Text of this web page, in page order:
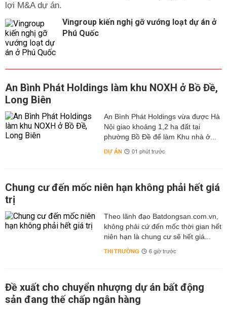
lợi M&A dự án.
Vingroup kiến nghị gỡ vướng loạt dự án ở
Phú Quốc
An Bình Phát Holdings làm khu NOXH ở Bồ Đề,
Long Biên
An Bình Phát Holdings vừa được Hà
Nội giao khoảng 1,2 ha đất tại
phường Bồ Đề để làm Khu nhà ở...
DỰ ÁN 01 phút trước
Chung cư đến mốc niên hạn không phải hết giá
trị
Theo lãnh đạo Batdongsan.com.vn,
không phải cứ đến mốc thời gian hết
niên hạn là chung cư sẽ hết giá...
THỊ TRƯỜNG 6 giờ trước
Đề xuất cho chuyển nhượng dự án bất động
sản đang thế chấp ngân hàng